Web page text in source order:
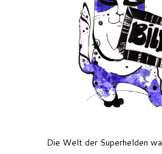
Jobs
Die Welt der Superhelden